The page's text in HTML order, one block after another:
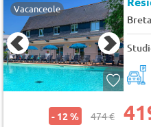
Vacanceole
- 12 % 474 €